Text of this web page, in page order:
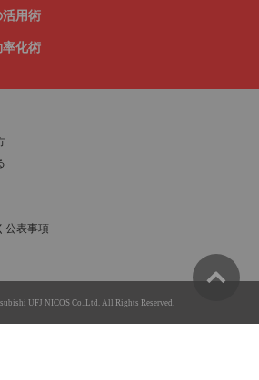
活用術
化術
公表事項
UFJ NICOS Co.,Ltd. All Rights Reserved.